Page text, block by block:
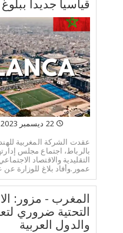
قياسيا جديدا ببلوغ 13.2 مليون سائح
22 ديسمبر 2023
عقدت الشركة المغربية
بالرباط، اجتماع مجلس
التقليدية والاقتصاد
عمور.وأفاد بلاغ للوزارة عن
المغرب - مزور:
التحتية ضروري
والدول العربية